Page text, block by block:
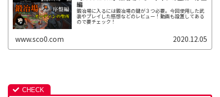
編
鍛冶場に入るには鍛冶場の鍵が３つ必要。今回使用した武
装やプレイした感想などのレビュー！動画も設置してある
ので要チェック！
www.sco0.com 2020.12.05